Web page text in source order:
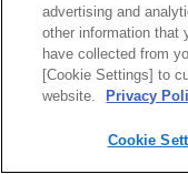
お好みの色柄の
advertising and
other information that
have collected from
[Cookie Settings] to
website.
Privacy
Cookie